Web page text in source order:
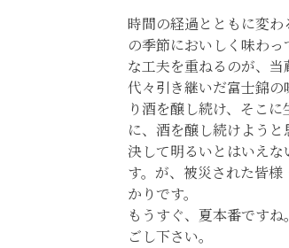
時間の経過とともに変
の季節においしく味わ
な工夫を重ねるのが、当
代々引き継いだ富士錦
り酒を醸し続け、そこ
に、酒を醸し続けようと
決して明るいとはいえ
す。が、被災された皆
かりです。
もうすぐ、夏本番です
ごし下さい。